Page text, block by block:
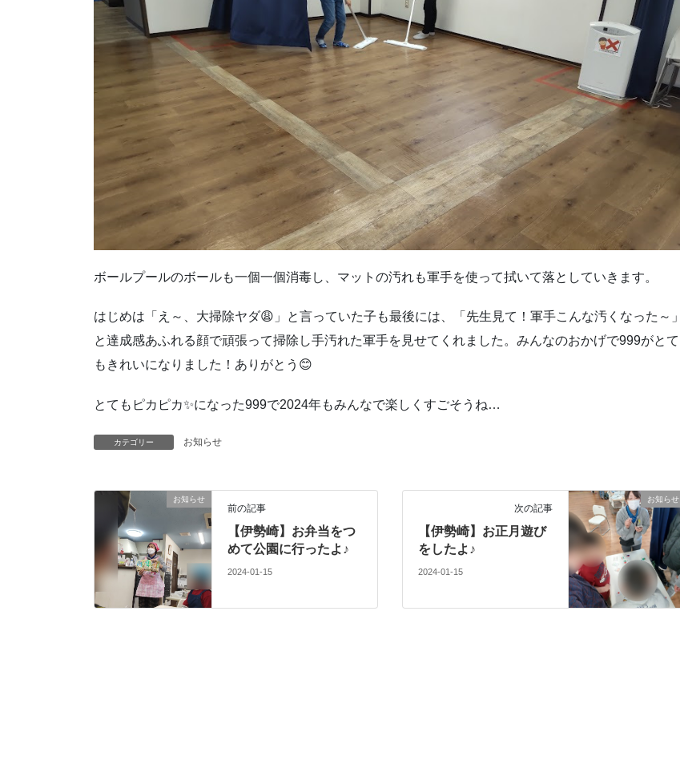
ボールプールのボールも一個一個消毒し、マットの汚れも軍手を使って拭いて落としていきます。
はじめは「え～、大掃除ヤダ😩」と言っていた子も最後には、「先生見て！軍手こんな汚くなった～」
と達成感あふれる顔で頑張って掃除し手汚れた軍手を見せてくれました。みんなのおかげで999がとて
もきれいになりました！ありがとう😊
とてもピカピカ✨になった999で2024年もみんなで楽しくすごそうね…
カテゴリー お知らせ
お知らせ
前の記事
【伊勢崎】お弁当をつ
めて公園に行ったよ♪
2024-01-15
お知らせ
次の記事
【伊勢崎】お正月遊び
をしたよ♪
2024-01-15